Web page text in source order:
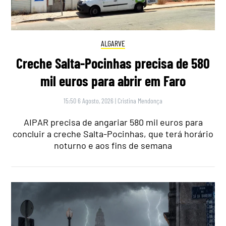
ALGARVE
Creche Salta-Pocinhas precisa de 580
mil euros para abrir em Faro
15:50 6 Agosto, 2026 | Cristina Mendonça
AIPAR precisa de angariar 580 mil euros para
concluir a creche Salta-Pocinhas, que terá horário
noturno e aos fins de semana